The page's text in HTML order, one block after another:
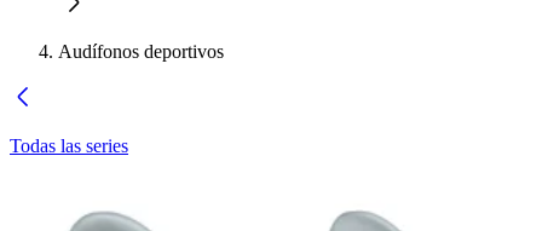
Audífonos deportivos
Todas las series